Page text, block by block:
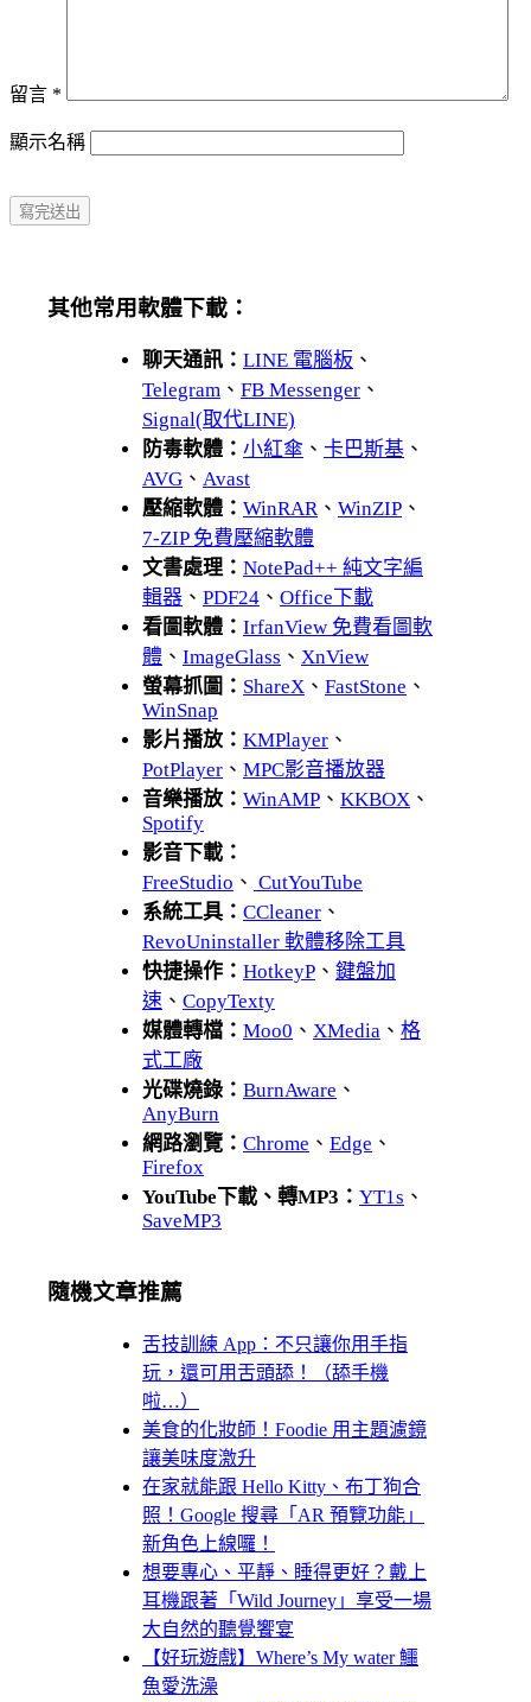
留言 *
顯示名稱
其他常用軟體下載：
聊天通訊： LINE 電腦板 、
Telegram 、 FB Messenger 、
Signal(取代LINE)
防毒軟體： 小紅傘 、 卡巴斯基 、
AVG 、 Avast
壓縮軟體： WinRAR、 WinZIP 、
7-ZIP 免費壓縮軟體
文書處理： NotePad++ 純文字編
輯器 、 PDF24 、 Office下載
看圖軟體： IrfanView 免費看圖軟
體 、 ImageGlass 、 XnView
螢幕抓圖： ShareX 、 FastStone 、
WinSnap
影片播放： KMPlayer 、
PotPlayer 、 MPC影音播放器
音樂播放： WinAMP 、 KKBOX 、
Spotify
影音下載：
FreeStudio 、 CutYouTube
系統工具： CCleaner 、
RevoUninstaller 軟體移除工具
快捷操作： HotkeyP 、 鍵盤加
速 、 CopyTexty
媒體轉檔： Moo0 、 XMedia 、 格
式工廠
光碟燒錄： BurnAware 、
AnyBurn
網路瀏覽： Chrome 、 Edge 、
Firefox
YouTube下載、轉MP3： YT1s 、
SaveMP3
隨機文章推薦
舌技訓練 App：不只讓你用手指
玩，還可用舌頭舔！（舔手機
啦…）
美食的化妝師！Foodie 用主題濾鏡
讓美味度激升
在家就能跟 Hello Kitty、布丁狗合
照！Google 搜尋「AR 預覽功能」
新角色上線囉！
想要專心、平靜、睡得更好？戴上
耳機跟著「Wild Journey」享受一場
大自然的聽覺饗宴
【好玩遊戲】Where’s My water 鱷
魚愛洗澡